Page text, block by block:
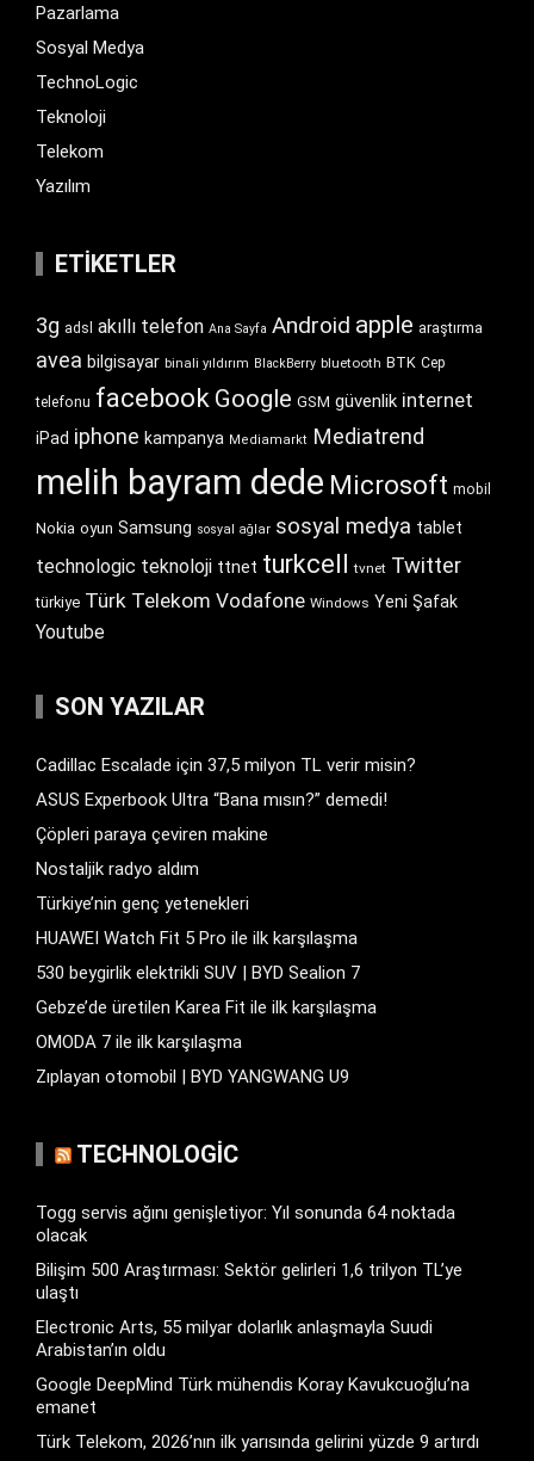
Pazarlama
Sosyal Medya
TechnoLogic
Teknoloji
Telekom
Yazılım
ETIKETLER
3g adsl akıllı telefon Ana Sayfa Android apple araştırma
avea bilgisayar binali yıldırım BlackBerry bluetooth BTK Cep
telefonu facebook Google GSM güvenlik internet
iPad iphone kampanya Mediamarkt Mediatrend
melih bayram dede Microsoft mobil
Nokia oyun Samsung sosyal ağlar sosyal medya tablet
technologic teknoloji ttnet turkcell tvnet Twitter
türkiye Türk Telekom Vodafone Windows Yeni Şafak
Youtube
SON YAZILAR
Cadillac Escalade için 37,5 milyon TL verir misin?
ASUS Experbook Ultra “Bana mısın?” demedi!
Çöpleri paraya çeviren makine
Nostaljik radyo aldım
Türkiye’nin genç yetenekleri
HUAWEI Watch Fit 5 Pro ile ilk karşılaşma
530 beygirlik elektrikli SUV | BYD Sealion 7
Gebze’de üretilen Karea Fit ile ilk karşılaşma
OMODA 7 ile ilk karşılaşma
Zıplayan otomobil | BYD YANGWANG U9
TECHNOLOGIC
Togg servis ağını genişletiyor: Yıl sonunda 64 noktada
olacak
Bilişim 500 Araştırması: Sektör gelirleri 1,6 trilyon TL’ye
ulaştı
Electronic Arts, 55 milyar dolarlık anlaşmayla Suudi
Arabistan’ın oldu
Google DeepMind Türk mühendis Koray Kavukcuoğlu’na
emanet
Türk Telekom, 2026’nın ilk yarısında gelirini yüzde 9 artırdı